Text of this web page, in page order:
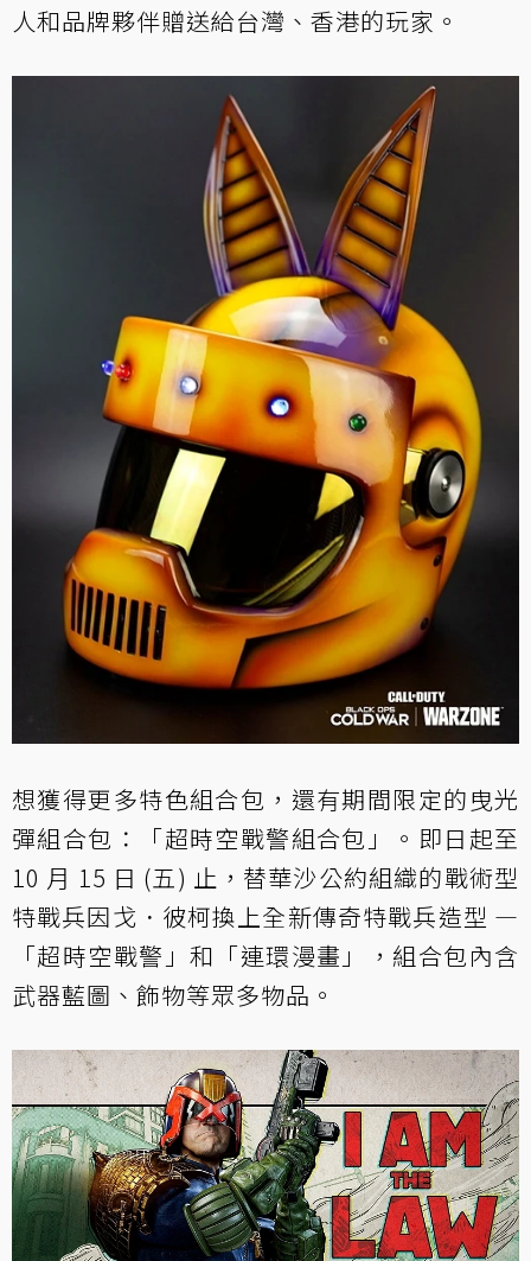
人和品牌夥伴贈送給台灣、香港的玩家。
想獲得更多特色組合包，還有期間限定的曳光
彈組合包：「超時空戰警組合包」。即日起至
10 月 15 日 (五) 止，替華沙公約組織的戰術型
特戰兵因戈．彼柯換上全新傳奇特戰兵造型 —
「超時空戰警」和「連環漫畫」，組合包內含
武器藍圖、飾物等眾多物品。